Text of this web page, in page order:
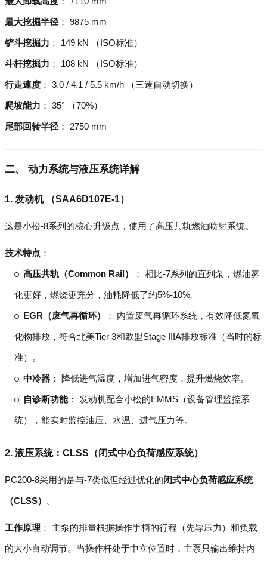
最大挖掘半径 ： 9875 mm
铲斗挖掘力 ： 149 kN （ISO标准）
斗杆挖掘力 ： 108 kN （ISO标准）
行走速度 ： 3.0 / 4.1 / 5.5 km/h （三速自动切换）
爬坡能力 ： 35° （70%）
尾部回转半径 ： 2750 mm
二、 动力系统与液压系统详解
1. 发动机 （SAA6D107E-1）
这是小松-8系列的核心升级点，使用了高压共轨燃油喷射系统。
技术特点 ：
高压共轨（Common Rail） ： 相比-7系列的直列泵，燃油雾
化更好，燃烧更充分，油耗降低了约5%-10%。
EGR（废气再循环） ： 内置废气再循环系统，有效降低氮氧
化物排放，符合北美Tier 3和欧盟Stage IIIA排放标准（当时的标
准）。
中冷器 ： 降低进气温度，增加进气密度，提升燃烧效率。
自诊断功能： 发动机配合小松的EMMS（设备管理监控系
统），能实时监控油压、水温、进气压力等。
2. 液压系统：CLSS（闭式中心负荷感应系统）
PC200-8采用的是与-7类似但经过优化的闭式中心负荷感应系统
（CLSS） 。
工作原理 ： 主泵的排量根据操作手柄的行程（先导压力）和负载
的大小自动调节。当操作杆处于中立位置时，主泵只输出维持内